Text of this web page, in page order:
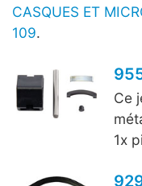
CASQUES ET
109.
Ce
1x